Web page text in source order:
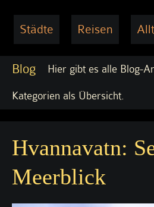
Städte Reisen
Blog Hier gibt es alle Blog-
Kategorien als Übersicht.
Hvannavatn:
Meerblick